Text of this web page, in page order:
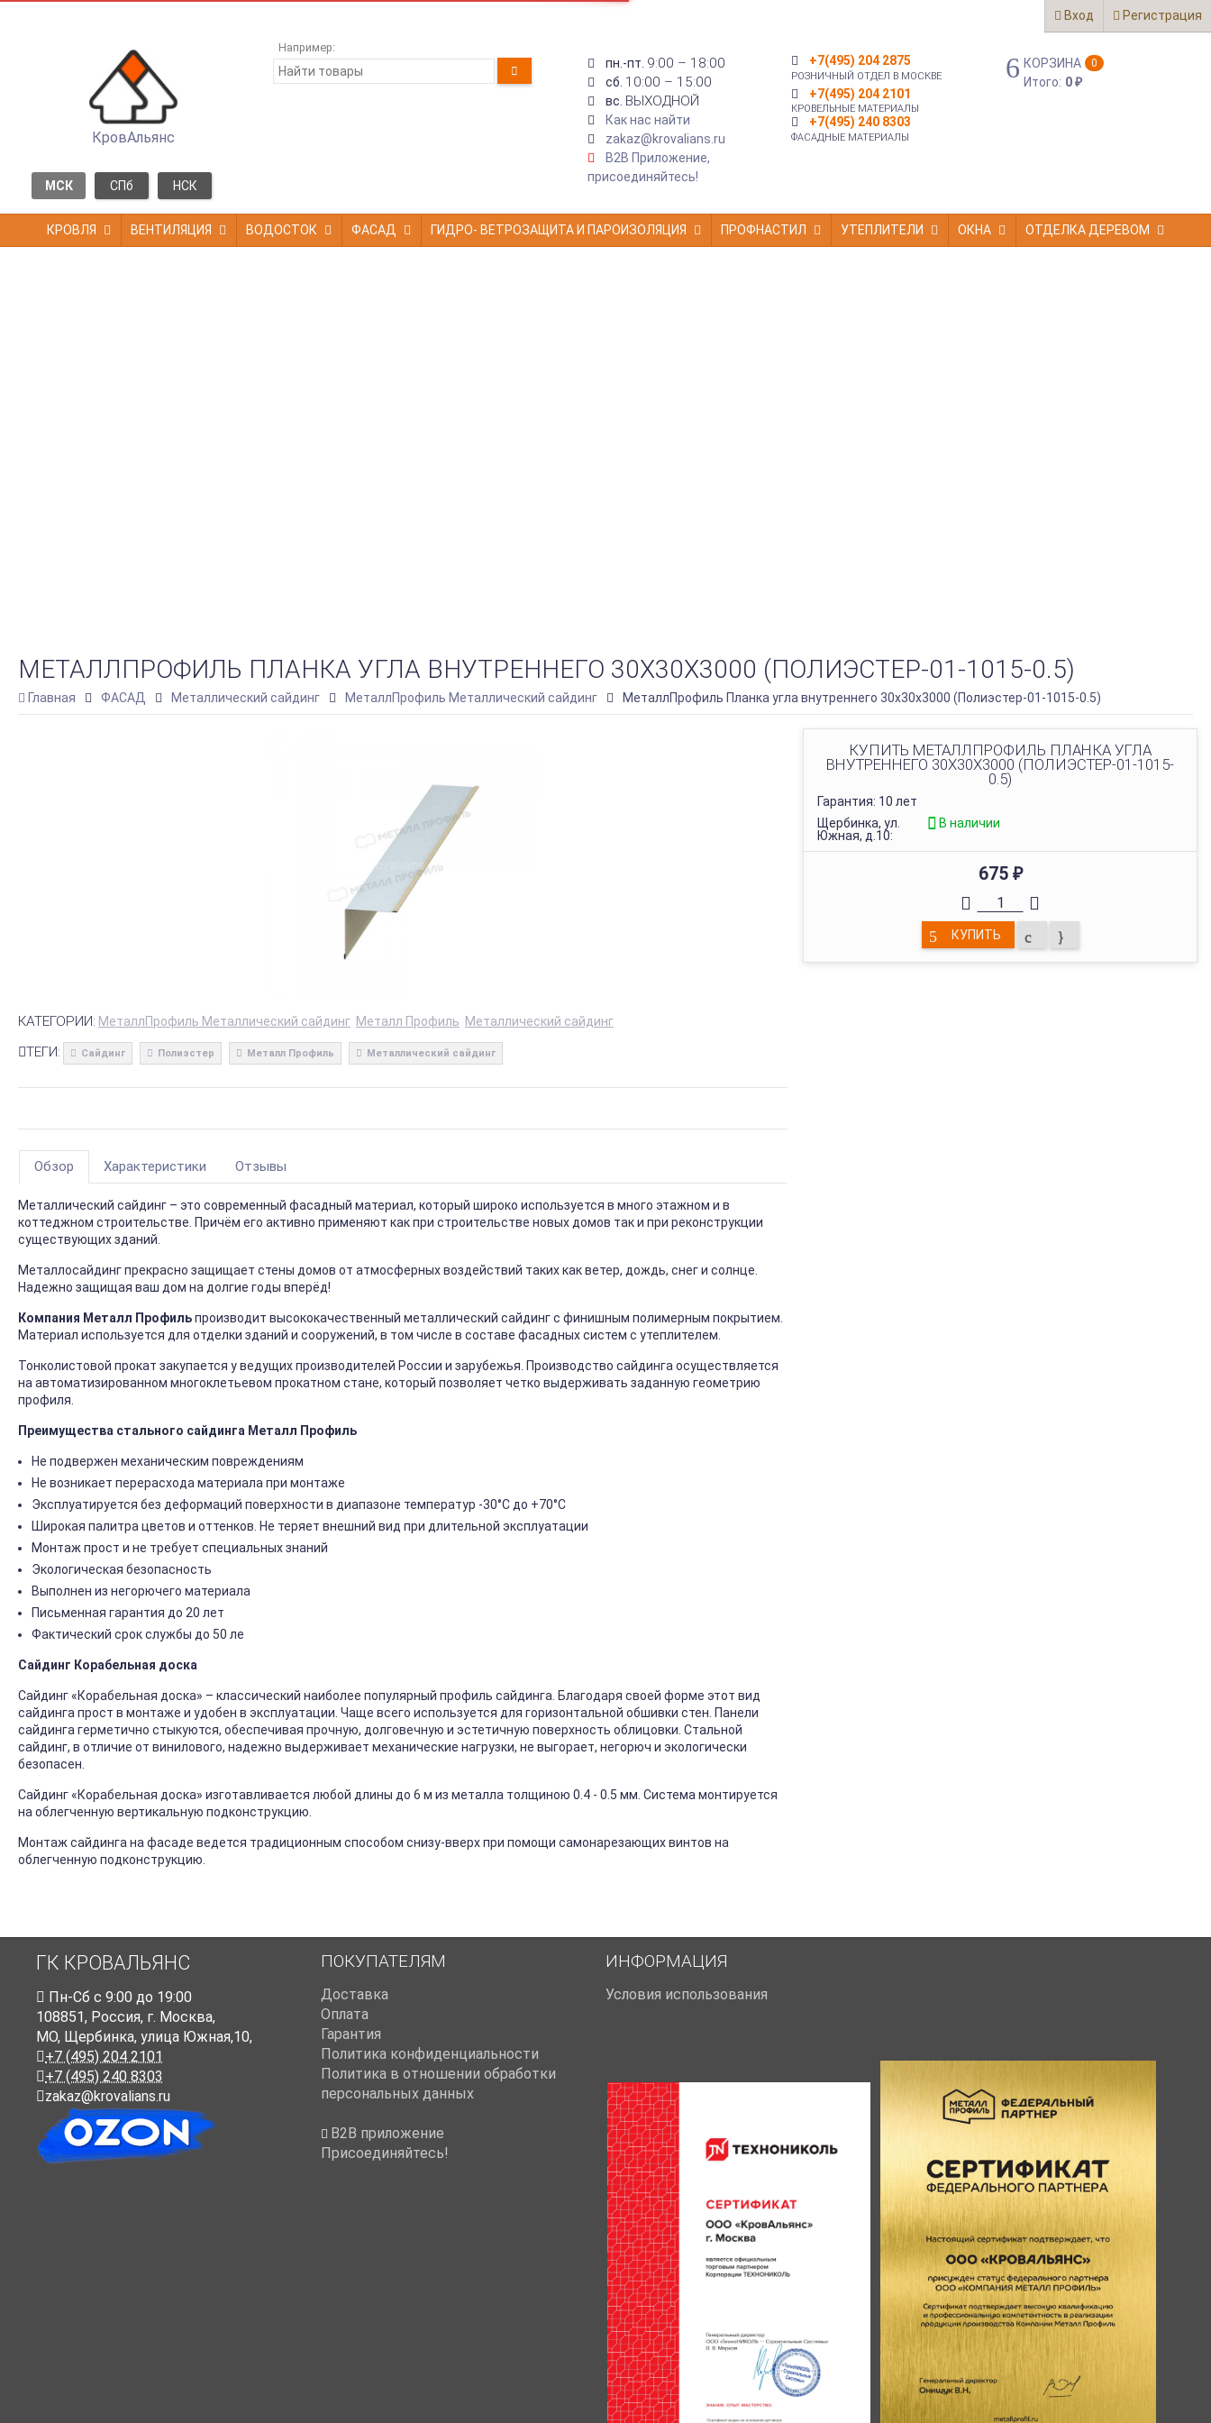
Вход Регистрация
КровАльянс
МСК СПб НСК
Например:
пн.-пт. 9:00 – 18:00
сб. 10:00 – 15:00
вс. ВЫХОДНОЙ
Как нас найти
zakaz@krovalians.ru
B2B Приложение,
присоединяйтесь!
+7(495) 204 2875
РОЗНИЧНЫЙ ОТДЕЛ В МОСКВЕ
+7(495) 204 2101
КРОВЕЛЬНЫЕ МАТЕРИАЛЫ
+7(495) 240 8303
ФАСАДНЫЕ МАТЕРИАЛЫ
КОРЗИНА 0
Итого: 0₽
КРОВЛЯ ВЕНТИЛЯЦИЯ ВОДОСТОК ФАСАД ГИДРО- ВЕТРОЗАЩИТА И ПАРОИЗОЛЯЦИЯ ПРОФНАСТИЛ УТЕПЛИТЕЛИ ОКНА ОТДЕЛКА ДЕРЕВОМ
МЕТАЛЛПРОФИЛЬ ПЛАНКА УГЛА ВНУТРЕННЕГО 30Х30Х3000 (ПОЛИЭСТЕР-01-1015-0.5)
Главная ФАСАД Металлический сайдинг МеталлПрофиль Металлический сайдинг МеталлПрофиль Планка угла внутреннего 30х30х3000 (Полиэстер-01-1015-0.5)
КУПИТЬ МЕТАЛЛПРОФИЛЬ ПЛАНКА УГЛА
ВНУТРЕННЕГО 30Х30Х3000 (ПОЛИЭСТЕР-01-1015-
0.5)
Гарантия: 10 лет
Щербинка, ул.
Южная, д.10:
В наличии
675 ₽
КУПИТЬ
КАТЕГОРИИ: МеталлПрофиль Металлический сайдинг Металл Профиль Металлический сайдинг
ТЕГИ: Сайдинг Полиэстер Металл Профиль Металлический сайдинг
Обзор Характеристики Отзывы
Металлический сайдинг – это современный фасадный материал, который широко используется в много этажном и в
коттеджном строительстве. Причём его активно применяют как при строительстве новых домов так и при реконструкции
существующих зданий.
Металлосайдинг прекрасно защищает стены домов от атмосферных воздействий таких как ветер, дождь, снег и солнце.
Надежно защищая ваш дом на долгие годы вперёд!
Компания Металл Профильпроизводит высококачественный металлический сайдинг с финишным полимерным покрытием.
Материал используется для отделки зданий и сооружений, в том числе в составе фасадных систем с утеплителем.
Тонколистовой прокат закупается у ведущих производителей России и зарубежья. Производство сайдинга осуществляется
на автоматизированном многоклетьевом прокатном стане, который позволяет четко выдерживать заданную геометрию
профиля.
Преимущества стального сайдинга Металл Профиль
Не подвержен механическим повреждениям
Не возникает перерасхода материала при монтаже
Эксплуатируется без деформаций поверхности в диапазоне температур -30°C до +70°C
Широкая палитра цветов и оттенков. Не теряет внешний вид при длительной эксплуатации
Монтаж прост и не требует специальных знаний
Экологическая безопасность
Выполнен из негорючего материала
Письменная гарантия до 20 лет
Фактический срок службы до 50 ле
Сайдинг Корабельная доска
Сайдинг «Корабельная доска» – классический наиболее популярный профиль сайдинга. Благодаря своей форме этот вид
сайдинга прост в монтаже и удобен в эксплуатации. Чаще всего используется для горизонтальной обшивки стен. Панели
сайдинга герметично стыкуются, обеспечивая прочную, долговечную и эстетичную поверхность облицовки. Стальной
сайдинг, в отличие от винилового, надежно выдерживает механические нагрузки, не выгорает, негорюч и экологически
безопасен.
Сайдинг «Корабельная доска» изготавливается любой длины до 6 м из металла толщиною 0.4 - 0.5 мм. Система монтируется
на облегченную вертикальную подконструкцию.
Монтаж сайдинга на фасаде ведется традиционным способом снизу-вверх при помощи самонарезающих винтов на
облегченную подконструкцию.
ГК КРОВАЛЬЯНС
Пн-Cб с 9:00 до 19:00
108851, Россия, г. Москва,
МО, Щербинка, улица Южная,10,
+7 (495) 204 2101
+7 (495) 240 8303
zakaz@krovalians.ru
ПОКУПАТЕЛЯМ
Доставка
Оплата
Гарантия
Политика конфиденциальности
Политика в отношении обработки
персональных данных
B2B приложение
Присоединяйтесь!
ИНФОРМАЦИЯ
Условия использования